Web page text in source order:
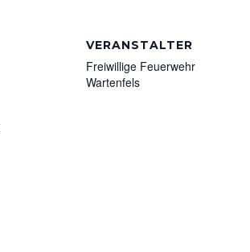
VERANSTALTER
Freiwillige Feuerwehr
Wartenfels